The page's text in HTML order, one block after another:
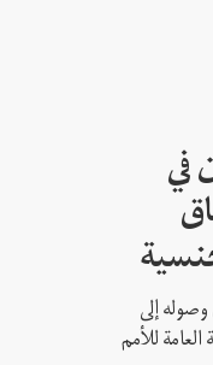
في
إلى
للأمم